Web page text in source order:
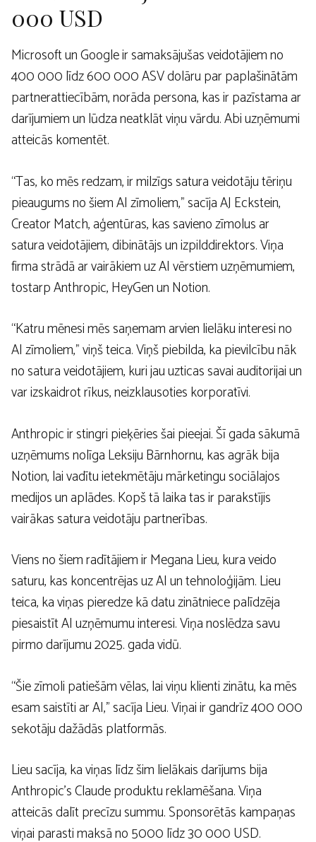
000 USD
Microsoft un Google ir samaksājušas veidotājiem no
400 000 līdz 600 000 ASV dolāru par paplašinātām
partnerattiecībām, norāda persona, kas ir pazīstama ar
darījumiem un lūdza neatklāt viņu vārdu. Abi uzņēmumi
atteicās komentēt.
“Tas, ko mēs redzam, ir milzīgs satura veidotāju tēriņu
pieaugums no šiem AI zīmoliem,” sacīja AJ Eckstein,
Creator Match, aģentūras, kas savieno zīmolus ar
satura veidotājiem, dibinātājs un izpilddirektors. Viņa
firma strādā ar vairākiem uz AI vērstiem uzņēmumiem,
tostarp Anthropic, HeyGen un Notion.
“Katru mēnesi mēs saņemam arvien lielāku interesi no
AI zīmoliem,” viņš teica. Viņš piebilda, ka pievilcību nāk
no satura veidotājiem, kuri jau uzticas savai auditorijai un
var izskaidrot rīkus, neizklausoties korporatīvi.
Anthropic ir stingri pieķēries šai pieejai. Šī gada sākumā
uzņēmums nolīga Leksiju Bārnhornu, kas agrāk bija
Notion, lai vadītu ietekmētāju mārketingu sociālajos
medijos un aplādes. Kopš tā laika tas ir parakstījis
vairākas satura veidotāju partnerības.
Viens no šiem radītājiem ir Megana Lieu, kura veido
saturu, kas koncentrējas uz AI un tehnoloģijām. Lieu
teica, ka viņas pieredze kā datu zinātniece palīdzēja
piesaistīt AI uzņēmumu interesi. Viņa noslēdza savu
pirmo darījumu 2025. gada vidū.
“Šie zīmoli patiešām vēlas, lai viņu klienti zinātu, ka mēs
esam saistīti ar AI,” sacīja Lieu. Viņai ir gandrīz 400 000
sekotāju dažādās platformās.
Lieu sacīja, ka viņas līdz šim lielākais darījums bija
Anthropic’s Claude produktu reklamēšana. Viņa
atteicās dalīt precīzu summu. Sponsorētās kampaņas
viņai parasti maksā no 5000 līdz 30 000 USD.